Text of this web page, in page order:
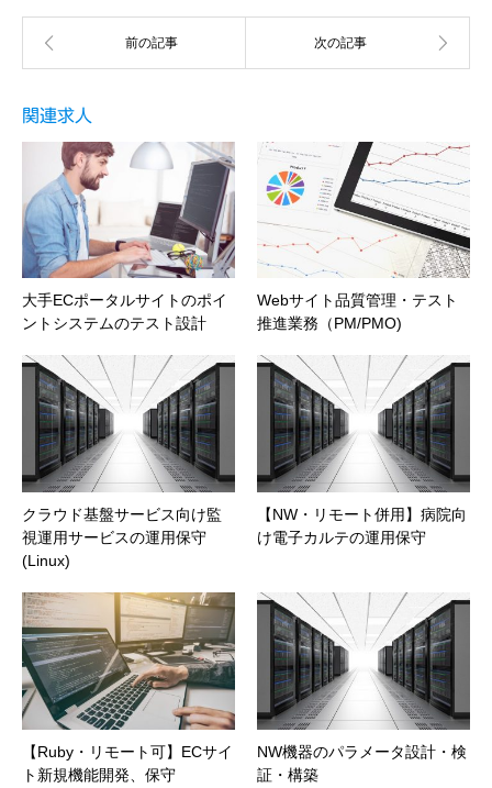
関連求人
大手ECポータルサイトのポイ
ントシステムのテスト設計
Webサイト品質管理・テスト
推進業務（PM/PMO)
クラウド基盤サービス向け監
視運用サービスの運用保守
(Linux)
【NW・リモート併用】病院向
け電子カルテの運用保守
【Ruby・リモート可】ECサイ
ト新規機能開発、保守
NW機器のパラメータ設計・検
証・構築